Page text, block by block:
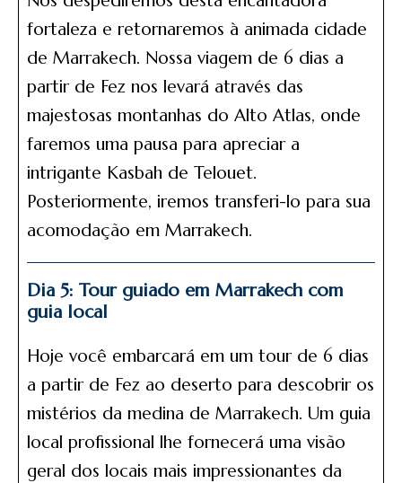
fortaleza e retornaremos à animada cidade
de Marrakech. Nossa viagem de 6 dias a
partir de Fez nos levará através das
majestosas montanhas do Alto Atlas, onde
faremos uma pausa para apreciar a
intrigante Kasbah de Telouet.
Posteriormente, iremos transferi-lo para sua
acomodação em Marrakech.
Dia 5: Tour guiado em Marrakech com
guia local
Hoje você embarcará em um tour de 6 dias
a partir de Fez ao deserto para descobrir os
mistérios da medina de Marrakech. Um guia
local profissional lhe fornecerá uma visão
geral dos locais mais impressionantes da